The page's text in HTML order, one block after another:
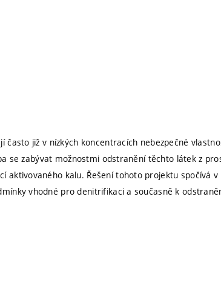
již v nízkých koncentracích nebezpečné
se zabývat možnostmi odstranění těchto látek z
kalu. Řešení tohoto projektu spočívá v
vhodné pro denitrifikaci a současně k